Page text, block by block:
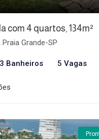
com 4 quartos, 134m²
Grande-SP
3 Banheiros 5 Vagas